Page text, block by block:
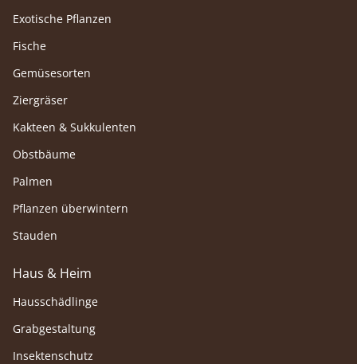
Exotische Pflanzen
Fische
Gemüsesorten
Ziergräser
Kakteen & Sukkulenten
Obstbäume
Palmen
Pflanzen überwintern
Stauden
Haus & Heim
Hausschädlinge
Grabgestaltung
Insektenschutz